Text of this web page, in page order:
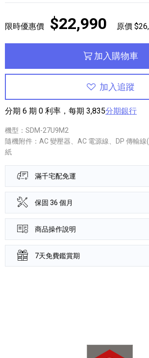
限時優惠價 $22,990 原價
加入購物車
加入追蹤
分期 6 期 0 利率，每期 3,835分期銀行
機型：SDM-27U9M2
隨機附件：AC 變壓器、AC 電源線、DP 傳輸線
紙
滿千宅配免運
保固 36 個月
商品操作說明
7天免費鑑賞期